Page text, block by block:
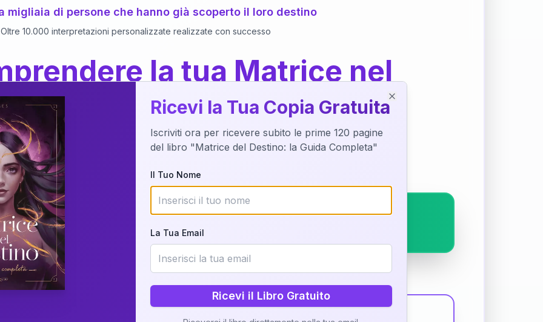
migliaia di persone che hanno già scoperto il loro destino
Oltre 10.000 interpretazioni personalizzate realizzate con successo
la tua Matrice nel
dettaglio?
della tua Matrice del Destino attraverso una nostra interpretazione
o studiando attraverso il manuale completo.
Richiedi Interpretazione
✨ Interpretazione personalizzata
Scopri il Libro
del Libro
Ricevi la Tua Copia Gratuita
Iscriviti ora per ricevere subito le prime 120 pagine
del libro "Matrice del Destino: la Guida Completa"
Il Tuo Nome
La Tua Email
Ricevi il Libro Gratuito